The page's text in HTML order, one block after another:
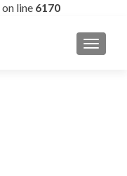
on line 6170